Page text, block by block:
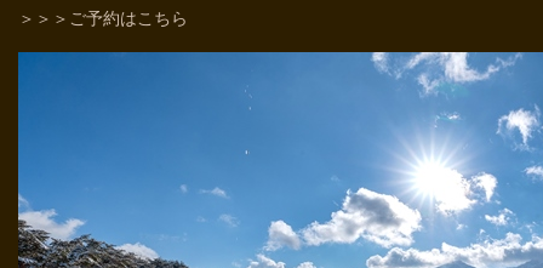
＞＞＞ご予約はこちら